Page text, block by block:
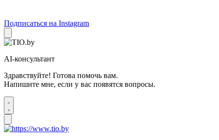
Подписаться на Instagram
AI-консультант
Здравствуйте! Готова помочь вам.
Напишите мне, если у вас появятся вопросы.